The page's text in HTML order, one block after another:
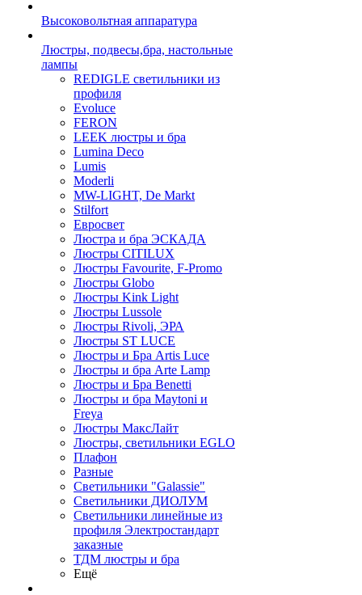
Высоковольтная аппаратура
Люстры, подвесы,бра, настольные
лампы
REDIGLE светильники из
профиля
Evoluce
FERON
LEEK люстры и бра
Lumina Deco
Lumis
Moderli
MW-LIGHT, De Markt
Stilfort
Евросвет
Люстра и бра ЭСКАДА
Люстры CITILUX
Люстры Favourite, F-Promo
Люстры Globo
Люстры Kink Light
Люстры Lussole
Люстры Rivoli, ЭРА
Люстры ST LUCE
Люстры и Бра Artis Luce
Люстры и бра Arte Lamp
Люстры и Бра Benetti
Люстры и бра Maytoni и
Freya
Люстры МаксЛайт
Люстры, светильники EGLO
Плафон
Разные
Светильники "Galassie"
Светильники ДИОЛУМ
Светильники линейные из
профиля Электростандарт
заказные
ТДМ люстры и бра
Ещё